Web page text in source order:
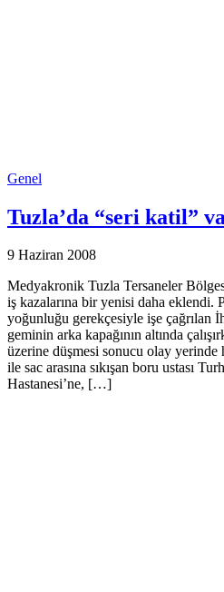
Genel
Tuzla’da “seri katil”
9 Haziran 2008
Medyakronik Tuzla Tersaneler
iş kazalarına bir yenisi daha eklendi.
yoğunluğu gerekçesiyle işe çağrılan
geminin arka kapağının altında
üzerine düşmesi sonucu olay yerinde
ile sac arasına sıkışan boru ustası
Hastanesi’ne, […]